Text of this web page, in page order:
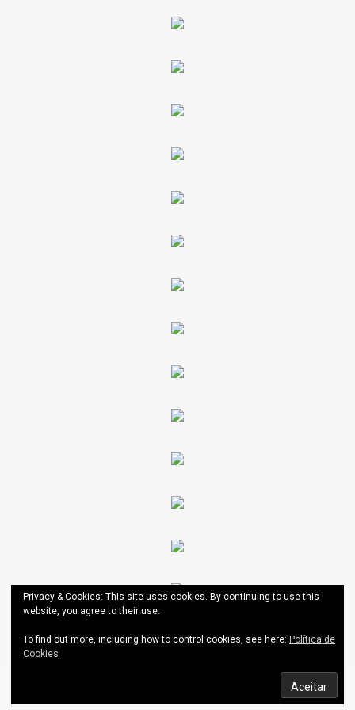
Privacy & Cookies: This site uses cookies. By continuing to use this
website, you agree to their use.
To find out more, including how to control cookies, see here: Política de
Cookies
Política de Privacidade do Portal